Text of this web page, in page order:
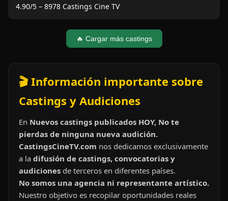
4.90/5 – 8978 Castings Cine TV
🔥 Cargar más castings
🎬 Información importante sobre
Castings y Audiciones
En Nuevos castings publicados HOY, No te
pierdas de ninguna nueva audición.
CastingsCineTV.com nos dedicamos exclusivamente
a la difusión de castings, convocatorias y
audiciones de terceros en diferentes países.
No somos una agencia ni representante artístico.
Nuestro objetivo es recopilar oportunidades reales